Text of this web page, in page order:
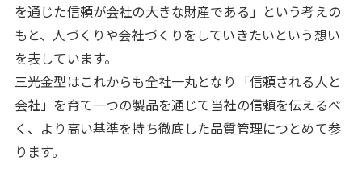
を通じた信頼が会社の⼤きな財産である」という考えの
もと、⼈づくりや会社づくりをしていきたいという想い
を表しています。
三光⾦型はこれからも全社⼀丸となり「信頼される⼈と
会社」を育て⼀つの製品を通じて当社の信頼を伝えるべ
く、より⾼い基準を持ち徹底した品質管理につとめて参
ります。